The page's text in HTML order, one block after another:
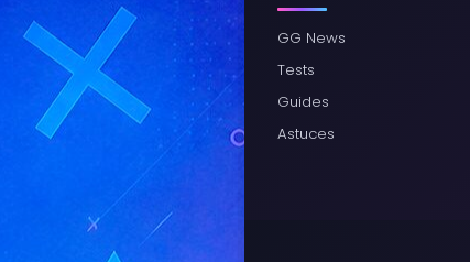
GG News
Tests
Guides
Astuces